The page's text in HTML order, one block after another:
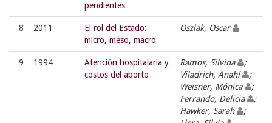
pendientes
8 2011
El rol del Estado:
micro, meso, macro
Oszlak, Oscar
9 1994
Atención hospitalaria y
costos del aborto
Ramos, Silvina
;
Viladrich, Anahí
;
Weisner, Mónica
;
Ferrando, Delicia
;
Hawker, Sarah
;